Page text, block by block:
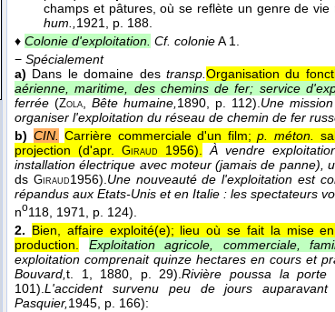
champs et pâtures, où se reflète un genre de
hum.,1921, p. 188.
♦ Colonie d'exploitation. Cf. colonieA 1.
− Spécialement
a) Dans le domaine des transp.Organisation du
aérienne, maritime, des chemins de fer; service
ferrée (Zola, Bête humaine,1890, p. 112).Une
organiser l'exploitation du réseau de chemin de fer
b) CIN. Carrière commerciale d'un film;p. méton.
projection (d'apr. Giraud 1956). À vendre
installation électrique avec moteur (jamais de panne),
ds Giraud1956).Une nouveauté de l'exploitation est
répandus aux Etats-Unis et en Italie : les spectateurs
no118 , 1971
, p. 124).
2. Bien, affaire exploité(e); lieu où se fait la mise
production.
Exploitation agricole, commerciale,
exploitation comprenait quinze hectares en cours et
Bouvard, t. 1 , 1880 , p. 29).Rivière poussa la porte
101). L'accident survenu peu de jours
Pasquier, 1945 , p. 166):